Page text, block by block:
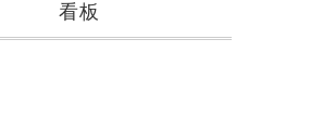
看板